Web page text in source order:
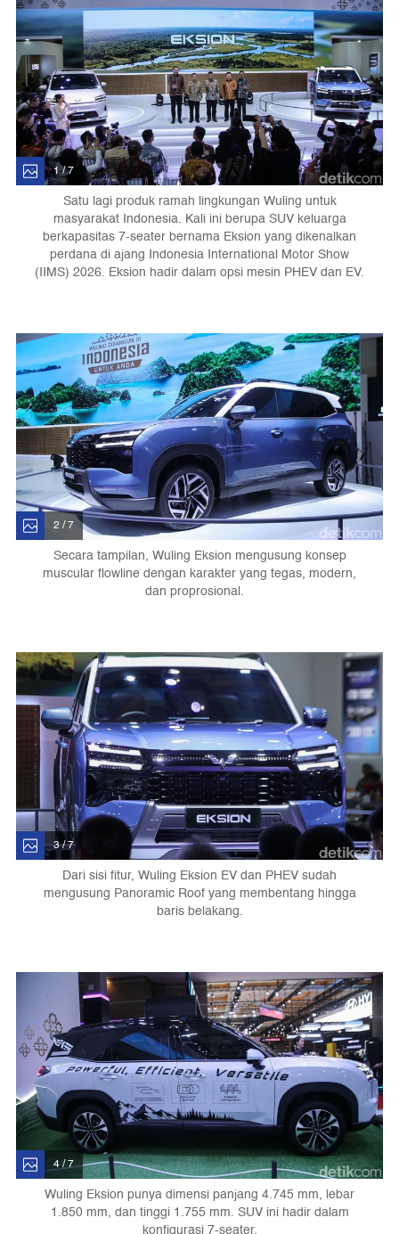
1 / 7
Satu lagi produk ramah lingkungan Wuling untuk
masyarakat Indonesia. Kali ini berupa SUV keluarga
berkapasitas 7-seater bernama Eksion yang dikenalkan
perdana di ajang Indonesia International Motor Show
(IIMS) 2026. Eksion hadir dalam opsi mesin PHEV dan EV.
2 / 7
Secara tampilan, Wuling Eksion mengusung konsep
muscular flowline dengan karakter yang tegas, modern,
dan proprosional.
3 / 7
Dari sisi fitur, Wuling Eksion EV dan PHEV sudah
mengusung Panoramic Roof yang membentang hingga
baris belakang.
4 / 7
Wuling Eksion punya dimensi panjang 4.745 mm, lebar
1.850 mm, dan tinggi 1.755 mm. SUV ini hadir dalam
konfigurasi 7-seater.